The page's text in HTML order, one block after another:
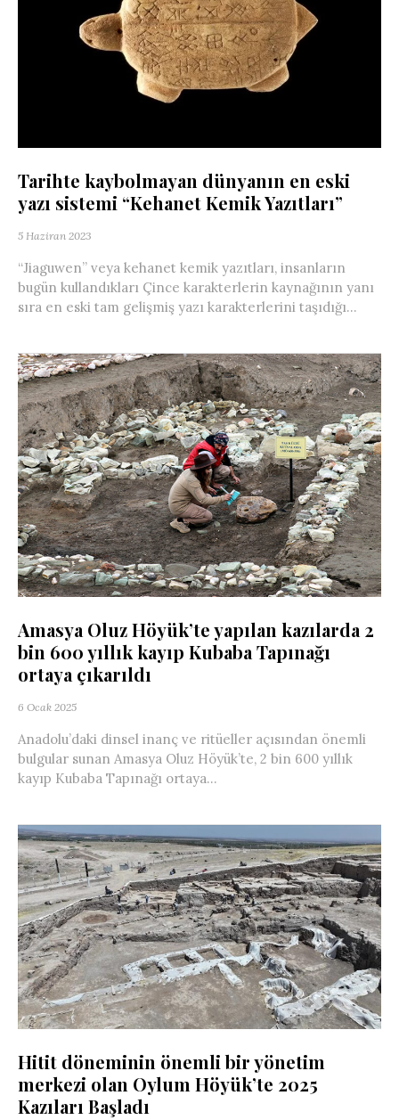
Tarihte kaybolmayan dünyanın en eski
yazı sistemi “Kehanet Kemik Yazıtları”
5 Haziran 2023
“Jiaguwen” veya kehanet kemik yazıtları, insanların
bugün kullandıkları Çince karakterlerin kaynağının yanı
sıra en eski tam gelişmiş yazı karakterlerini taşıdığı...
Amasya Oluz Höyük’te yapılan kazılarda 2
bin 600 yıllık kayıp Kubaba Tapınağı
ortaya çıkarıldı
6 Ocak 2025
Anadolu’daki dinsel inanç ve ritüeller açısından önemli
bulgular sunan Amasya Oluz Höyük’te, 2 bin 600 yıllık
kayıp Kubaba Tapınağı ortaya...
Hitit döneminin önemli bir yönetim
merkezi olan Oylum Höyük’te 2025
Kazıları Başladı